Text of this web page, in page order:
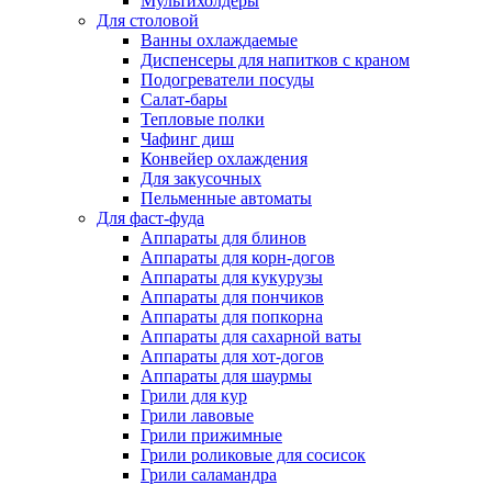
Для столовой
Ванны охлаждаемые
Диспенсеры для напитков с краном
Подогреватели посуды
Салат-бары
Тепловые полки
Чафинг диш
Конвейер охлаждения
Для закусочных
Пельменные автоматы
Для фаст-фуда
Аппараты для блинов
Аппараты для корн-догов
Аппараты для кукурузы
Аппараты для пончиков
Аппараты для попкорна
Аппараты для сахарной ваты
Аппараты для хот-догов
Аппараты для шаурмы
Грили для кур
Грили лавовые
Грили прижимные
Грили роликовые для сосисок
Грили саламандра